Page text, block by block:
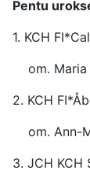
Pentu
1.
om. Maria
2.
om. Ann-
3.